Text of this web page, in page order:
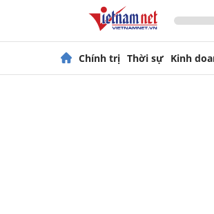
Chính trị Thời sự Kinh